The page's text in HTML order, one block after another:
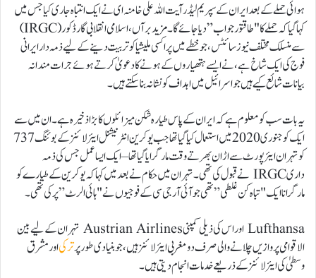
ہوائی حملے کے بعد ایران کے سپریم لیڈر آیت اللہ علی خامنہ ای نے ایک انتباہ جاری کیا جس میں
کہا گیا کہ حملے کا "طاقتور جواب” دیا جائے گا۔ مزید برآں، اسلامی انقلابی گارڈ کور (IRGC)
سے منسلک مختلف نیوز سائٹس، جو خطے میں پراکسی ملیشیا کو تربیت دینے کے لیے ذمہ دار ایرانی
فوج کی ایک شاخ ہے، نے ایسے ہتھیاروں کے ہونے کا دعویٰ کرتے ہوئے جرات مندانہ
بیانات شائع کیے ہیں جو اسرائیل میں اہداف کو نشانہ بنا سکتے ہیں۔
یہ بات سب کو معلوم ہے کہ ایران کے پاس طیارہ شکن میزائلوں کا بڑا ذخیرہ ہے۔ ان میں سے
ایک کو جنوری 2020 میں استعمال کیا گیا تھا جب یوکرین انٹرنیشنل ایئر لائنز کے بوئنگ 737
کو تہران ایئرپورٹ سے اڑان بھرتے وقت مار گرایا گیا تھا – ایک ایسا عمل جس کی ذمہ
داری IRGC نے قبول کی تھی۔ تہران میں حکام نے بعد میں کہا کہ یوکرین کے طیارے کو
مار گرانا ایک "تباہ کن غلطی” تھی جو آئی آر جی سی کے فوجیوں نے "ہائی الرٹ” پر کی تھی۔
Lufthansa اور اس کی ذیلی کمپنی Austrian Airlines تہران کے لیے بین
الاقوامی پروازیں چلانے والی صرف دو مغربی ایئرلائنز ہیں، جو بنیادی طور پرترکیاور مشرق
وسطیٰ کی ایئر لائنز کے ذریعے خدمات انجام دیتی ہیں۔